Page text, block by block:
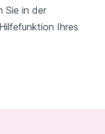
Sie in der
Ihres